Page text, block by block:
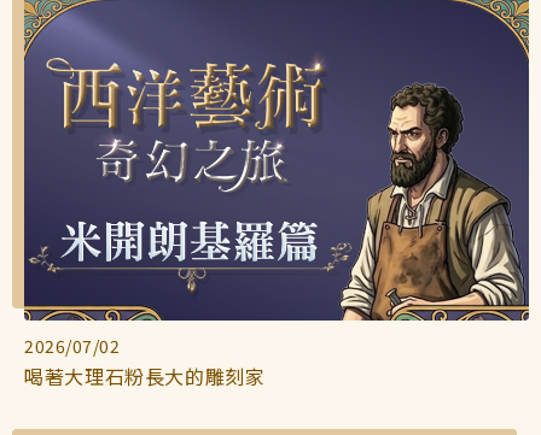
2026/07/02
喝著大理石粉長大的雕刻家